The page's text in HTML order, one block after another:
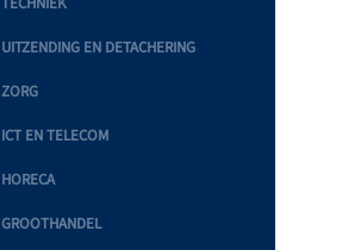
UITZENDING EN DETACHERING
ZORG
ICT EN TELECOM
HORECA
GROOTHANDEL